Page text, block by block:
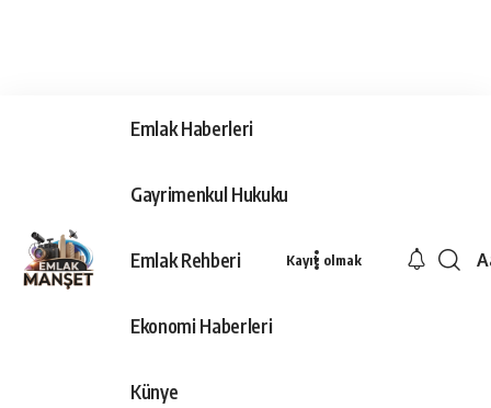
Emlak Haberleri
Gayrimenkul Hukuku
Emlak Rehberi
Ekonomi Haberleri
Künye
Kayıt olmak